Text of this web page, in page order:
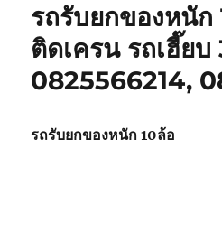
เลอ
รถ
เฉพาะ
กิจ
ขนส่ง
รถรับยกของหนัก
ติดเครน รถเฮี๊ย
0825566214,
รถรับยกของหนัก 10ล้อ